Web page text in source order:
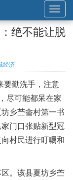
展
开
或
导
航
绝不能让脱
经济
要勤洗手，注意
尽可能都呆在家
乡苎畲村第一书
门口张贴新型冠
村民进行叮嘱和
。该县夏坊乡苎